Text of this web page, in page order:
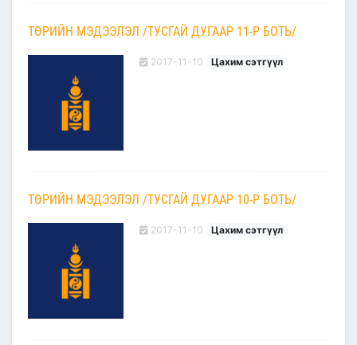
ТӨРИЙН МЭДЭЭЛЭЛ /ТУСГАЙ ДУГААР 11-Р БОТЬ/
2017-11-10 Цахим сэтгүүл
ТӨРИЙН МЭДЭЭЛЭЛ /ТУСГАЙ ДУГААР 10-Р БОТЬ/
2017-11-10 Цахим сэтгүүл